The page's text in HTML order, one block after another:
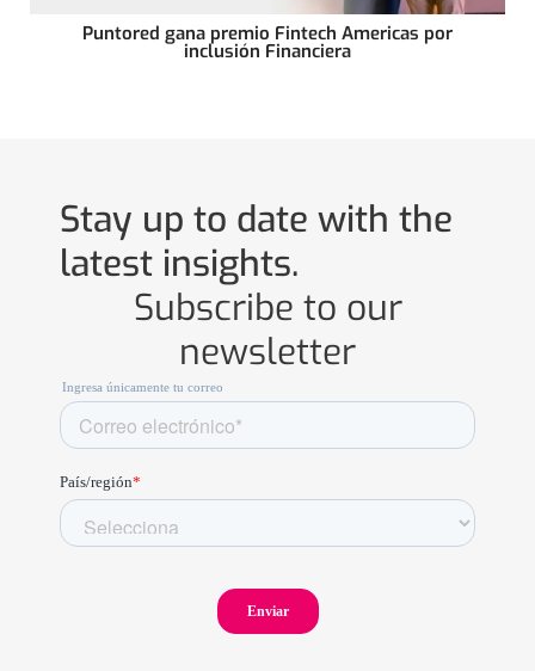
Puntored gana premio Fintech Americas por
inclusión Financiera
Stay up to date with the
latest insights.
Subscribe to our
newsletter